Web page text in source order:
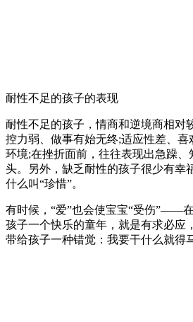
耐性不足的孩子的表现
耐性不足的孩子，情商和逆境商相对
控力弱、做事有始无终;适应性差、
环境;在挫折面前，往往表现出急躁
头。另外，缺乏耐性的孩子很少有幸
什么叫“珍惜”。
有时候，“爱”也会使宝宝“受伤”——
孩子一个快乐的童年，就是有求必应
带给孩子一种错觉：我要干什么就得